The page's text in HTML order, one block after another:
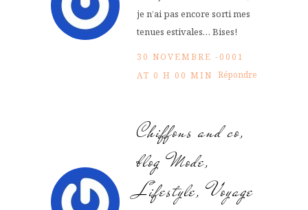
je n’ai pas encore sorti mes
tenues estivales… Bises!
30 NOVEMBRE -0001
AT 0 H 00 MIN Répondre
Chiffons and co,
blog Mode,
Lifestyle, Voyage